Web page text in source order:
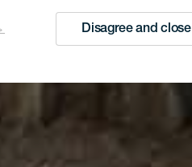
Disagree and close